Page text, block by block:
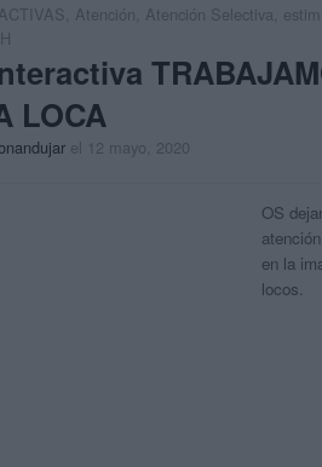
Atención Atención Selectiva
LOCA
el 12 mayo, 2020
OS
en la
locos.